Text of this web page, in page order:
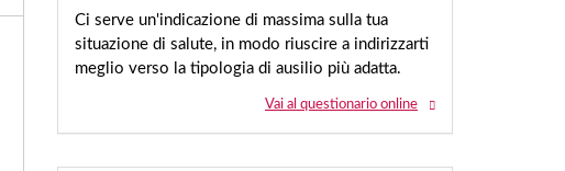
Ci serve un'indicazione di massima sulla tua
situazione di salute, in modo riuscire a indirizzarti
meglio verso la tipologia di ausilio più adatta.
Vai al questionario online